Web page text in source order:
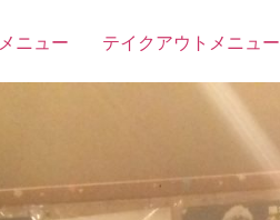
ニュー テイクアウトメニュー